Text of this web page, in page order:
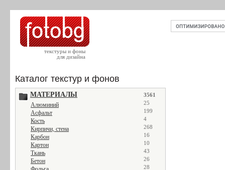
текстуры и фоны
для дизайна
Каталог текстур и фонов
МАТЕРИАЛЫ 3561
Алюминий 25
Асфальт 199
Кость 4
Кирпичи, стена 268
Карбон 16
Картон 10
Ткань 43
Бетон 26
28